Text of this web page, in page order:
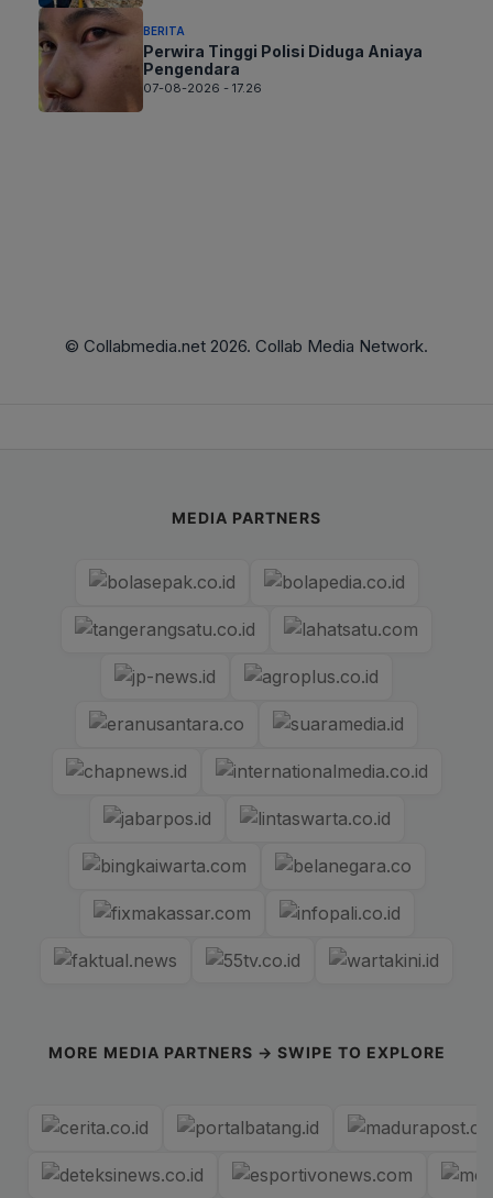
BERITA
Perwira Tinggi Polisi Diduga Aniaya
Pengendara
07-08-2026 - 17.26
© Collabmedia.net 2026. Collab Media Network.
MEDIA PARTNERS
MORE MEDIA PARTNERS → SWIPE TO EXPLORE